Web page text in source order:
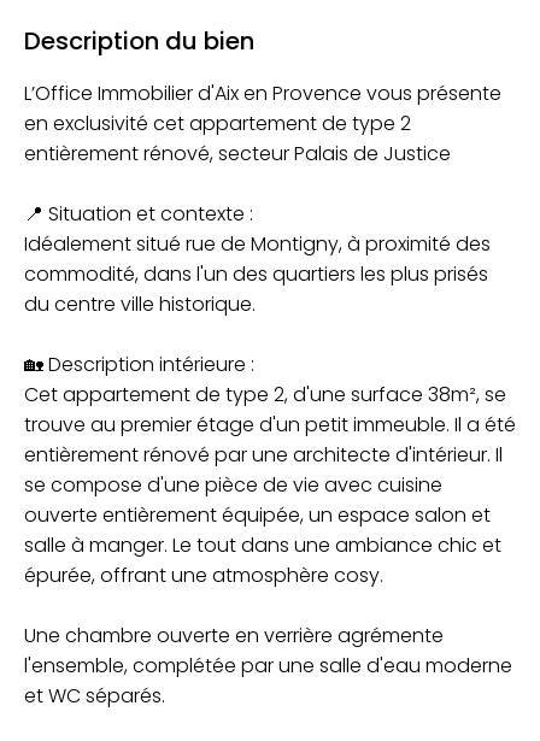
Description du bien
L’Office Immobilier d'Aix en Provence vous présente
en exclusivité cet appartement de type 2
entièrement rénové, secteur Palais de Justice
📍 Situation et contexte :
Idéalement situé rue de Montigny, à proximité des
commodité, dans l'un des quartiers les plus prisés
du centre ville historique.
🏡 Description intérieure :
Cet appartement de type 2, d'une surface 38m², se
trouve au premier étage d'un petit immeuble. Il a été
entièrement rénové par une architecte d'intérieur. Il
se compose d'une pièce de vie avec cuisine
ouverte entièrement équipée, un espace salon et
salle à manger. Le tout dans une ambiance chic et
épurée, offrant une atmosphère cosy.
Une chambre ouverte en verrière agrémente
l'ensemble, complétée par une salle d'eau moderne
et WC séparés.